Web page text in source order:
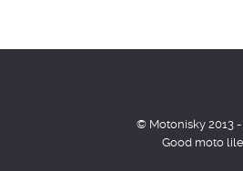
© Motonisky 2013
Good moto lile.